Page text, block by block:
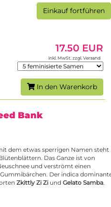
Einkauf fortführen
17.50 EUR
inkl. MwSt. zzgl. Versand
In den Warenkorb
Bank
dem etwas sperrigen Namen steht
Das Ganze ist von
und verströmt einen
Der indica
Zkittly Zi Zi und Gelato Samba.